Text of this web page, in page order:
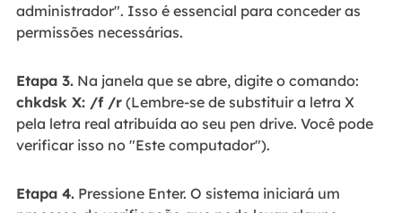
administrador". Isso é essencial para conceder as
permissões necessárias.
Etapa 3.Na janela que se abre, digite o comando:
chkdsk X: /f /r(Lembre-se de substituir a letra X
pela letra real atribuída ao seu pen drive. Você pode
verificar isso no "Este computador").
Etapa 4.Pressione Enter. O sistema iniciará um